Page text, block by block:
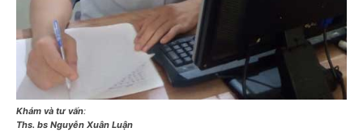
Khám và tư vấn:
Ths. bs Nguyễn Xuân Luận